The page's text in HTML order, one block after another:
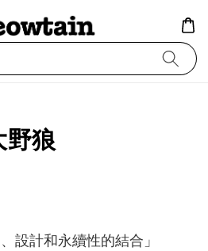
野狼
設計和永續性的結合」